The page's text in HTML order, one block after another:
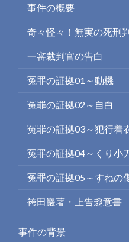
事件の概要
奇々怪々！無実の死刑
一審裁判官の告白
冤罪の証拠01～動機
冤罪の証拠02～自白
冤罪の証拠03～犯行着
冤罪の証拠04～くり小
冤罪の証拠05～すねの
袴田巖著・上告趣意書
事件の背景